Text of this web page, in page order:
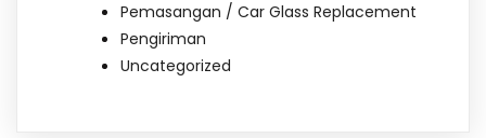
Pemasangan / Car Glass Replacement
Pengiriman
Uncategorized